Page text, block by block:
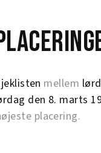
mellem
den 8. marts
placering.